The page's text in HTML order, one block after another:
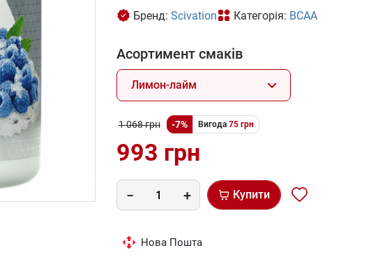
Бренд: Scivation Категорія: BCAA
Асортимент смаків
Лимон-лайм
1 068 грн -7% Вигода 75 грн
993 грн
Купити
Нова Пошта